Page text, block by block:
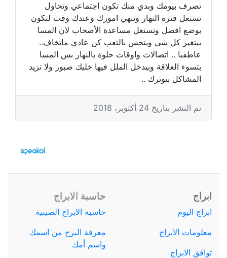
تصرف بيومك وبدي منك تكون اجتماعي وتحاول
تستغل فترة النهار وتنهي امورك وعندك وقت لتكون
بوضع افضل وتستغل مساعدة الأصحاب لان المسا
بيتغير كل شي وبتحس بالتعب كن عادي ماتخاف..
عاطفيا .. اتصالات واوقات حلوة بالنهار بس المسا
بتسوء العلاقة وبيدخل الملل فيها خليك صبور ولا تزيد
المشاكل بتوترك ..
تم النشر بتاريخ 24 أكتوبر، 2018
ابراج
ابراج اليوم
معلومات الابراج
توافق الابراج
حاسبة الابراج
حاسبة الابراج الصينية
معرفة البرج من اسمك
واسم أمك